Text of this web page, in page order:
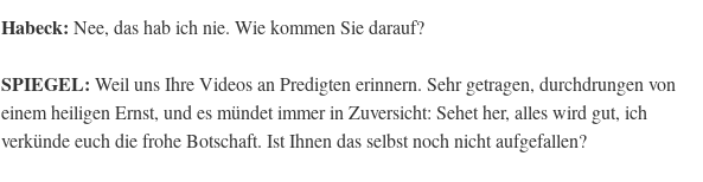
Habeck: Nee, das hab ich nie. Wie kommen Sie darauf?
SPIEGEL: Weil uns Ihre Videos an Predigten erinnern. Sehr getragen, durchdrungen von
einem heiligen Ernst, und es mündet immer in Zuversicht: Sehet her, alles wird gut, ich
verkünde euch die frohe Botschaft. Ist Ihnen das selbst noch nicht aufgefallen?